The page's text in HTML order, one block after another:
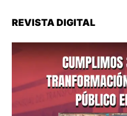
REVISTA DIGITAL